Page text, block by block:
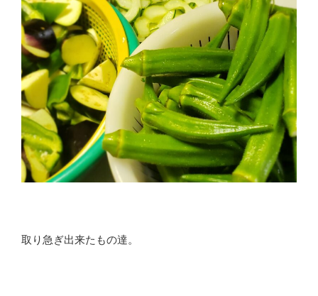
取り急ぎ出来たもの達。